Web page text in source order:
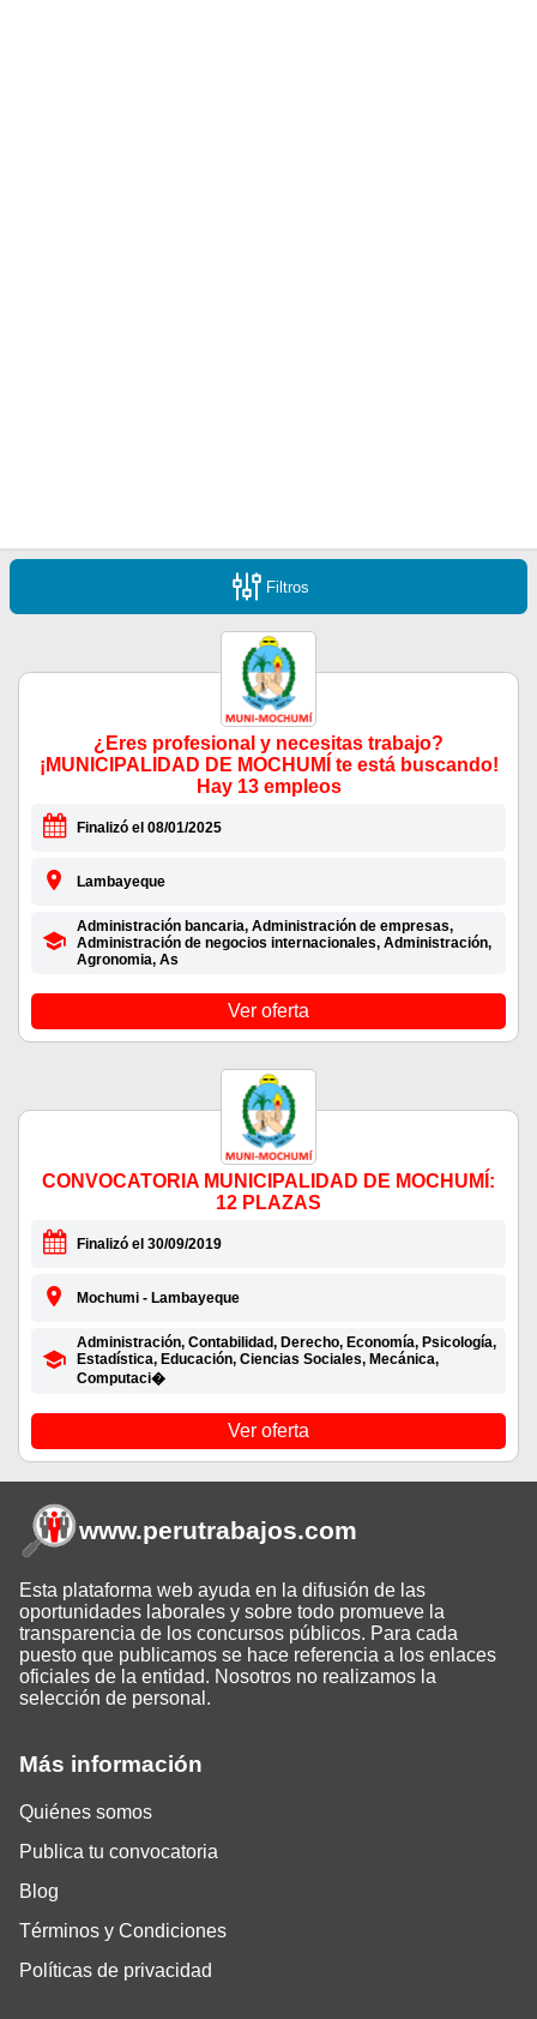
Filtros
¿Eres profesional y necesitas trabajo?
¡MUNICIPALIDAD DE MOCHUMÍ te está buscando!
Hay 13 empleos
Finalizó el 08/01/2025
Lambayeque
Administración bancaria, Administración de empresas,
Administración de negocios internacionales, Administración,
Agronomia, As
Ver oferta
CONVOCATORIA MUNICIPALIDAD DE MOCHUMÍ:
12 PLAZAS
Finalizó el 30/09/2019
Mochumi - Lambayeque
Administración, Contabilidad, Derecho, Economía, Psicología,
Estadística, Educación, Ciencias Sociales, Mecánica,
Computaci�
Ver oferta
Más información
Quiénes somos
Publica tu convocatoria
Blog
Términos y Condiciones
Políticas de privacidad
www.perutrabajos.com
Esta plataforma web ayuda en la difusión de las
oportunidades laborales y sobre todo promueve la
transparencia de los concursos públicos. Para cada
puesto que publicamos se hace referencia a los enlaces
oficiales de la entidad. Nosotros no realizamos la
selección de personal.